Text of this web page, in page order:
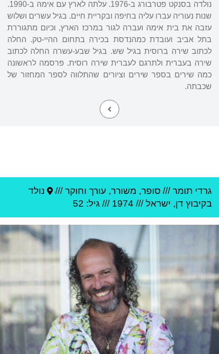
נולדה בסנקט פטרבורג ב-1976. עלתה לארץ עם אימהּ ב-1990.
שנות נעוריה עברו עליה בחיפה ובקריית חיים. בגיל עשרים ושלוש
עזבה את בית אימהּ ועברה לגור במרכז הארץ, וכיום מתגוררת
בתל אביב ועובדת כמהנדסת בכירה בתחום ההיי-טק. החלה
לכתוב שירה ברוסית בגיל שש. בגיל שבע-עשרה החלה לכתוב
שירה בעברית ולתרגם לעברית שירה רוסית. פרסמה לראשונה
כמה שירים בספר שירים וציורים שהתלווה לספר המחזור של
שכבתה.
גרדי תומר/// סופר, משורר, עורך וחוקר ///
נולד
בקיבוץ דן, ישראל///
1974 /// גיל: 52